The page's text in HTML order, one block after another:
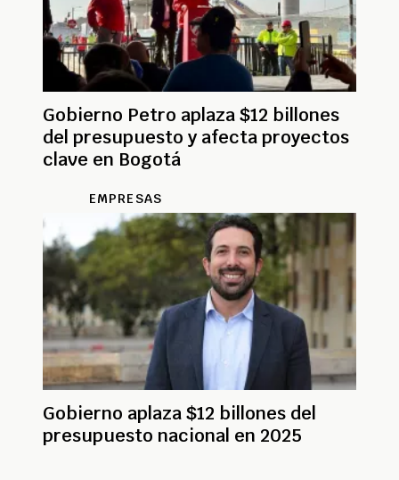
Gobierno Petro aplaza $12 billones
del presupuesto y afecta proyectos
clave en Bogotá
EMPRESAS
Gobierno aplaza $12 billones del
presupuesto nacional en 2025